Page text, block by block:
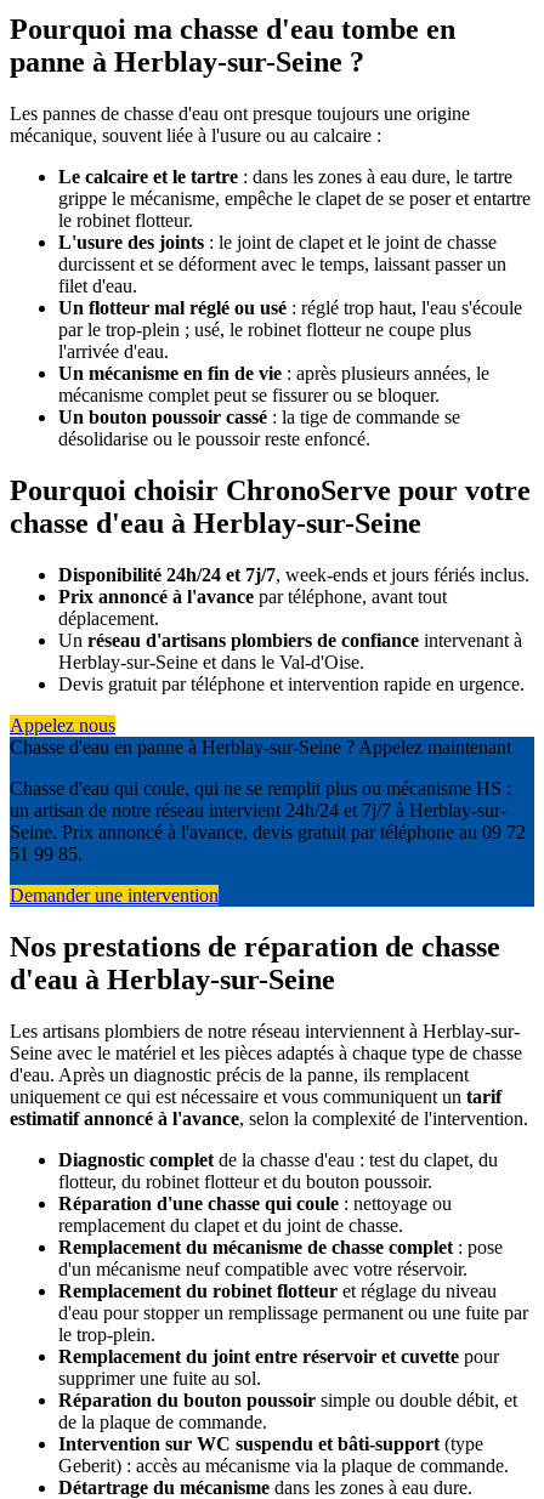
Pourquoi ma chasse d'eau tombe en
panne à Herblay-sur-Seine ?
Les pannes de chasse d'eau ont presque toujours une origine
mécanique, souvent liée à l'usure ou au calcaire :
Le calcaire et le tartre : dans les zones à eau dure, le tartre
grippe le mécanisme, empêche le clapet de se poser et entartre
le robinet flotteur.
L'usure des joints : le joint de clapet et le joint de chasse
durcissent et se déforment avec le temps, laissant passer un
filet d'eau.
Un flotteur mal réglé ou usé : réglé trop haut, l'eau s'écoule
par le trop-plein ; usé, le robinet flotteur ne coupe plus
l'arrivée d'eau.
Un mécanisme en fin de vie : après plusieurs années, le
mécanisme complet peut se fissurer ou se bloquer.
Un bouton poussoir cassé : la tige de commande se
désolidarise ou le poussoir reste enfoncé.
Pourquoi choisir ChronoServe pour votre
chasse d'eau à Herblay-sur-Seine
Disponibilité 24h/24 et 7j/7, week-ends et jours fériés inclus.
Prix annoncé à l'avance par téléphone, avant tout
déplacement.
Un réseau d'artisans plombiers de confiance intervenant à
Herblay-sur-Seine et dans le Val-d'Oise.
Devis gratuit par téléphone et intervention rapide en urgence.
Appelez nous
Chasse d'eau en panne à Herblay-sur-Seine ? Appelez maintenant
Chasse d'eau qui coule, qui ne se remplit plus ou mécanisme HS :
un artisan de notre réseau intervient 24h/24 et 7j/7 à Herblay-sur-
Seine. Prix annoncé à l'avance, devis gratuit par téléphone au 09 72
51 99 85.
Demander une intervention
Nos prestations de réparation de chasse
d'eau à Herblay-sur-Seine
Les artisans plombiers de notre réseau interviennent à Herblay-sur-
Seine avec le matériel et les pièces adaptés à chaque type de chasse
d'eau. Après un diagnostic précis de la panne, ils remplacent
uniquement ce qui est nécessaire et vous communiquent un tarif
estimatif annoncé à l'avance, selon la complexité de l'intervention.
Diagnostic complet de la chasse d'eau : test du clapet, du
flotteur, du robinet flotteur et du bouton poussoir.
Réparation d'une chasse qui coule : nettoyage ou
remplacement du clapet et du joint de chasse.
Remplacement du mécanisme de chasse complet : pose
d'un mécanisme neuf compatible avec votre réservoir.
Remplacement du robinet flotteur et réglage du niveau
d'eau pour stopper un remplissage permanent ou une fuite par
le trop-plein.
Remplacement du joint entre réservoir et cuvette pour
supprimer une fuite au sol.
Réparation du bouton poussoir simple ou double débit, et
de la plaque de commande.
Intervention sur WC suspendu et bâti-support (type
Geberit) : accès au mécanisme via la plaque de commande.
Détartrage du mécanisme dans les zones à eau dure.